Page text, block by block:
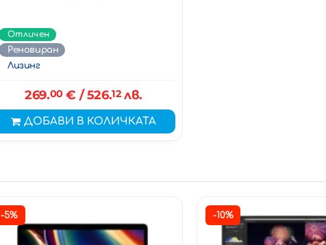
Отличен
Реновиран
Лизинг
269.00€ / 526.12лв.
ДОБАВИ В КОЛИЧКАТА
-5% -10%